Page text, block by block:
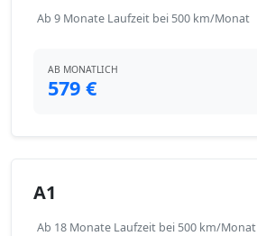
Ab 9 Monate Laufzeit bei 500 km/Monat
AB MONATLICH
579 €
A1
Ab 18 Monate Laufzeit bei 500 km/Monat